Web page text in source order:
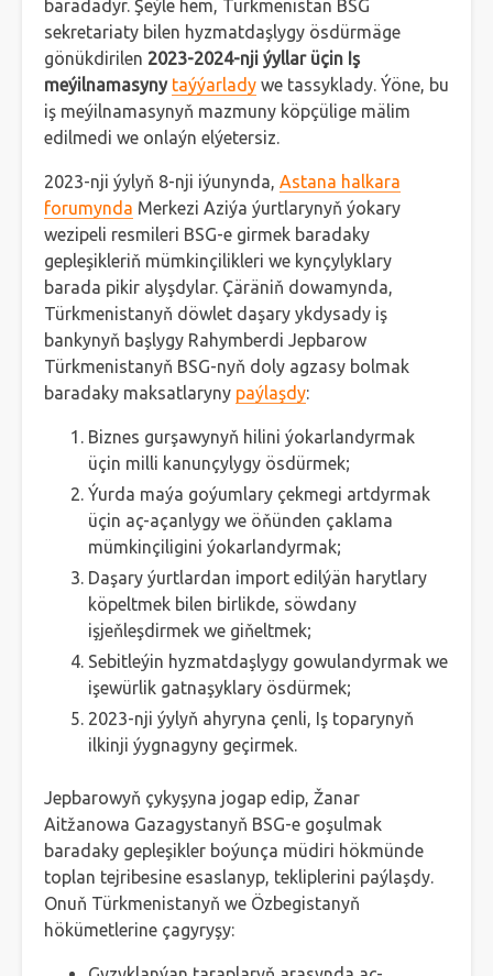
baradadyr. Şeýle hem, Türkmenistan BSG
sekretariaty bilen hyzmatdaşlygy ösdürmäge
gönükdirilen 2023-2024-nji ýyllar üçin Iş
meýilnamasyny taýýarlady we tassyklady. Ýöne, bu
iş meýilnamasynyň mazmuny köpçülige mälim
edilmedi we onlaýn elýetersiz.
2023-nji ýylyň 8-nji iýunynda, Astana halkara
forumynda Merkezi Aziýa ýurtlarynyň ýokary
wezipeli resmileri BSG-e girmek baradaky
gepleşikleriň mümkinçilikleri we kynçylyklary
barada pikir alyşdylar. Çäräniň dowamynda,
Türkmenistanyň döwlet daşary ykdysady iş
bankynyň başlygy Rahymberdi Jepbarow
Türkmenistanyň BSG-nyň doly agzasy bolmak
baradaky maksatlaryny paýlaşdy:
Biznes gurşawynyň hilini ýokarlandyrmak
üçin milli kanunçylygy ösdürmek;
Ýurda maýa goýumlary çekmegi artdyrmak
üçin aç-açanlygy we öňünden çaklama
mümkinçiligini ýokarlandyrmak;
Daşary ýurtlardan import edilýän harytlary
köpeltmek bilen birlikde, söwdany
işjeňleşdirmek we giňeltmek;
Sebitleýin hyzmatdaşlygy gowulandyrmak we
işewürlik gatnaşyklary ösdürmek;
2023-nji ýylyň ahyryna çenli, Iş toparynyň
ilkinji ýygnagyny geçirmek.
Jepbarowyň çykyşyna jogap edip, Žanar
Aitžanowa Gazagystanyň BSG-e goşulmak
baradaky gepleşikler boýunça müdiri hökmünde
toplan tejribesine esaslanyp, tekliplerini paýlaşdy.
Onuň Türkmenistanyň we Özbegistanyň
hökümetlerine çagyryşy: